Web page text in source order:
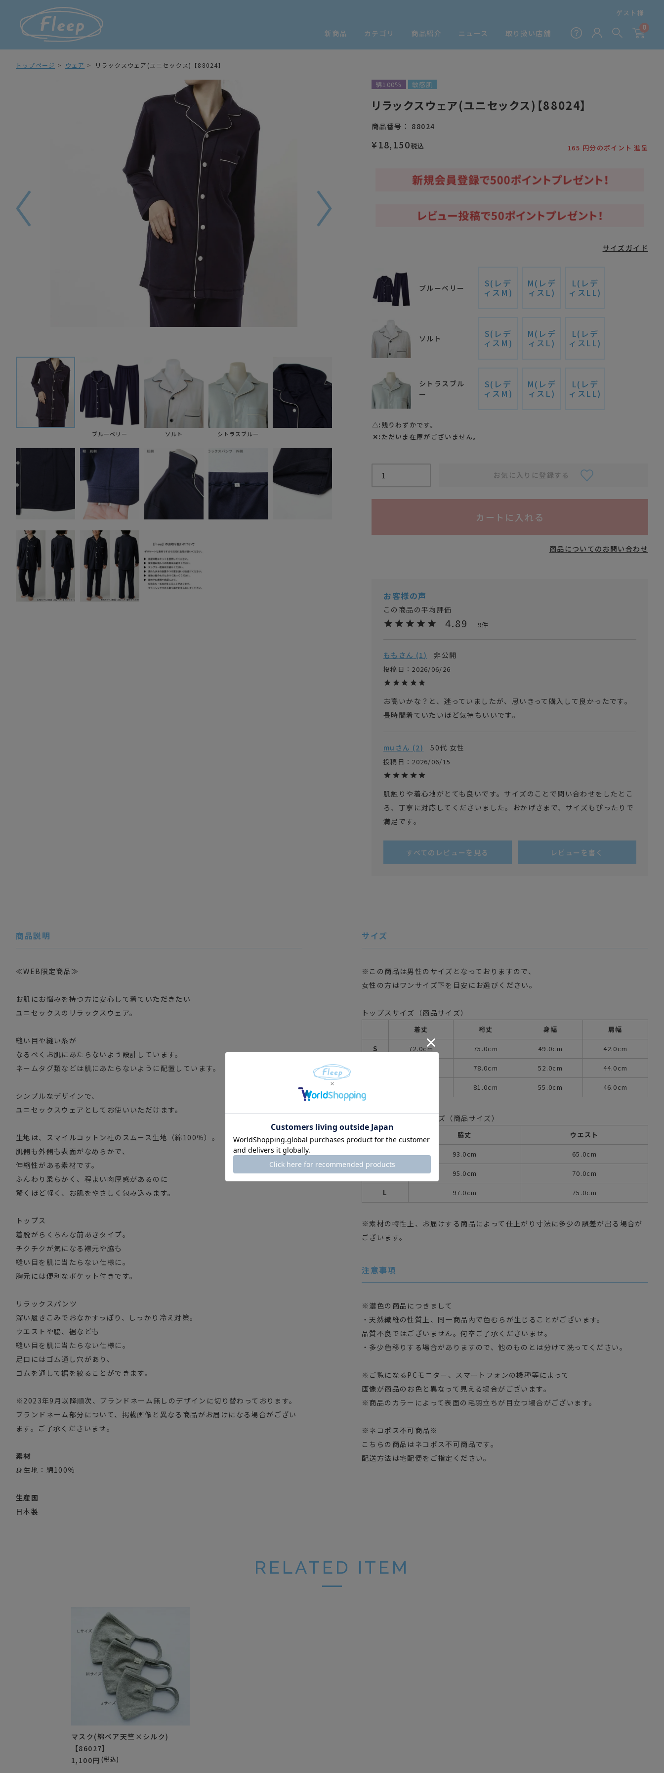
ゲスト様
新商品 カテゴリ 商品紹介 ニュース 取り扱い店舗
0
トップページ ウェア リラックスウェア(ユニセックス)【88024】
ブルーベリー
ブルーベリー ソルト シトラスブルー
綿100％ 敏感肌
リラックスウェア(ユニセックス)【88024】
商品番号 88024
¥18,150税込 165 円分のポイント 進呈
サイズガイド
ブルーベリー S(レデ
ィスM)
M(レデ
ィスL)
L(レデ
ィスLL)
ソルト S(レデ
ィスM)
M(レデ
ィスL)
L(レデ
ィスLL)
シトラスブル
ー
S(レデ
ィスM)
M(レデ
ィスL)
L(レデ
ィスLL)
△ 残りわずかです。
✕ ただいま在庫がございません。
お気に入りに登録する
カートに入れる
商品についてのお問い合わせ
4.89 9
もも 1 非公開
投稿日 2026/06/26
お高いかな？と、迷っていましたが、思いきって購入して良かったです。
mu 2 50代 女性
投稿日 2026/06/15
肌触りや着心地がとても良いです。サイズのことで問い合わせをしたとこ
ろ、丁寧に対応してくださいました。おかげさまで、サイズもぴったりで
満足です。
すべてのレビューを見る レビューを書く
商品説明
≪WEB限定商品≫
お肌にお悩みを持つ方に安心して着ていただきたい
ユニセックスのリラックスウェア。
縫い目や縫い糸が
なるべくお肌にあたらないよう設計しています。
ネームタグ類などは肌にあたらないように配置しています。
シンプルなデザインで、
ユニセックスウェアとしてお使いいただけます。
生地は、スマイルコットン社のスムース生地（綿100％）。
肌側も外側も表面がなめらかで、
伸縮性がある素材です。
ふんわり柔らかく、程よい肉厚感があるのに
驚くほど軽く、お肌をやさしく包み込みます。
トップス
着脱がらくちんな前あきタイプ。
チクチクが気になる襟元や脇も
縫い目を肌に当たらない仕様に。
胸元には便利なポケット付きです。
リラックスパンツ
深い履きこみでおなかすっぽり、しっかり冷え対策。
ウエストや脇、裾なども
縫い目を肌に当たらない仕様に。
足口にはゴム通し穴があり、
ゴムを通して裾を絞ることができます。
※2023年9月以降順次、ブランドネーム無しのデザインに切り替わっております。
ブランドネーム部分について、掲載画像と異なる商品がお届けになる場合がござい
ます。ご了承くださいませ。
素材
身生地：綿100％
生産国
日本製
サイズ
※この商品は男性のサイズとなっておりますので、
女性の方はワンサイズ下を目安にお選びください。
トップスサイズ（商品サイズ）
着丈 裄丈 身幅 肩幅
S 72.0cm 75.0cm 49.0cm 42.0cm
78.0cm 52.0cm 44.0cm
81.0cm 55.0cm 46.0cm
リラックスパンツサイズ（商品サイズ）
脇丈 ウエスト
S 93.0cm 65.0cm
M 95.0cm 70.0cm
L 97.0cm 75.0cm
※素材の特性上、お届けする商品によって仕上がり寸法に多少の誤差が出る場合が
ございます。
注意事項
※濃色の商品につきまして
・天然繊維の性質上、同一商品内で色むらが生じることがございます。
品質不良ではございません。何卒ご了承くださいませ。
・多少色移りする場合がありますので、他のものとは分けて洗ってください。
※ご覧になるPCモニター、スマートフォンの機種等によって
画像が商品のお色と異なって見える場合がございます。
※商品のカラーによって表面の毛羽立ちが目立つ場合がございます。
※ネコポス不可商品※
こちらの商品はネコポス不可商品です。
配送方法は宅配便をご指定ください。
RELATED ITEM
マスク(綿ベア天竺×シルク)
【86027】
1,100円 (税込)